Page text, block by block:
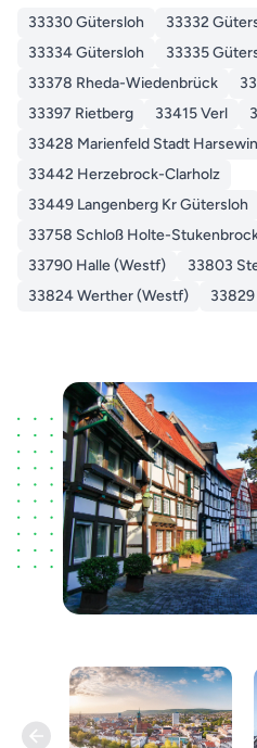
33330 Gütersloh 33332
33334 Gütersloh
33335
33378 Rheda-Wiedenbrück
33397 Rietberg
33415 Verl
33428 Marienfeld Stadt
33442 Herzebrock-Clarholz
33449 Langenberg Kr Gütersloh
33758 Schloß Holte-
33790 Halle (Westf)
33803
33824 Werther (Westf)